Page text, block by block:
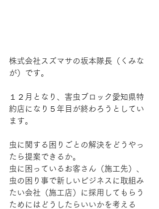
株式会社スズマサの坂本隊長（くみな
が）です。
１２月となり、害虫ブロック愛知県特
約店になり５年目が終わろうとしてい
ます。
虫に関する困りごとの解決をどうやっ
たら提案できるか。
虫に困っているお客さん（施工先）、
虫の困り事で新しいビジネスに取組み
たい会社（施工店）に採用してもらう
ためにはどうしたらいいかを考える